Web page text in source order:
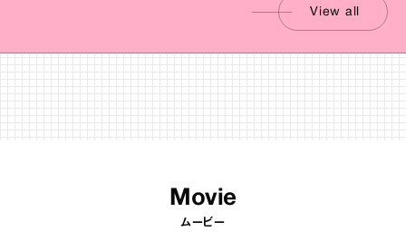
View all
Movie
ムービー